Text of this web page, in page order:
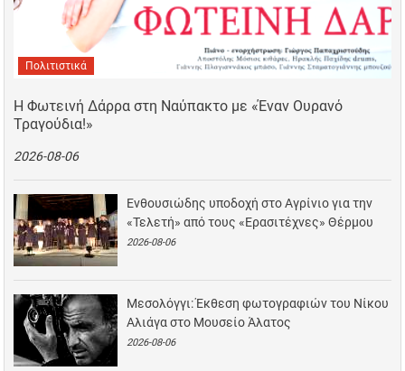
Πολιτιστικά
Η Φωτεινή Δάρρα στη Ναύπακτο με «Έναν Ουρανό
Τραγούδια!»
2026-08-06
Ενθουσιώδης υποδοχή στο Αγρίνιο για την
«Τελετή» από τους «Ερασιτέχνες» Θέρμου
2026-08-06
Μεσολόγγι: Έκθεση φωτογραφιών του Νίκου
Αλιάγα στο Μουσείο Άλατος
2026-08-06